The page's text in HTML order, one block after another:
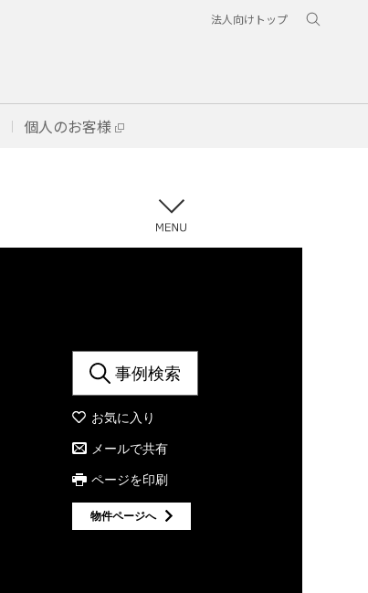
法人向けトップ
個人のお客様
事例検索
お気に入り
メールで共有
ページを印刷
物件ページへ